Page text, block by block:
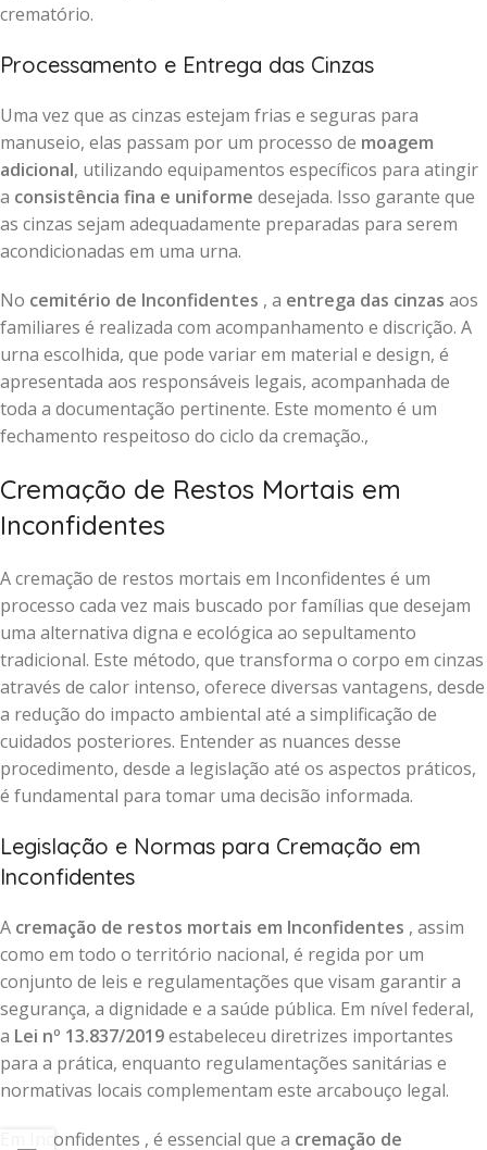
crematório.
Processamento e Entrega das Cinzas
Uma vez que as cinzas estejam frias e seguras para
manuseio, elas passam por um processo de moagem
adicional, utilizando equipamentos específicos para atingir
a consistência fina e uniforme desejada. Isso garante que
as cinzas sejam adequadamente preparadas para serem
acondicionadas em uma urna.
No cemitério de Inconfidentes , a entrega das cinzas aos
familiares é realizada com acompanhamento e discrição. A
urna escolhida, que pode variar em material e design, é
apresentada aos responsáveis legais, acompanhada de
toda a documentação pertinente. Este momento é um
fechamento respeitoso do ciclo da cremação.,
Cremação de Restos Mortais em
Inconfidentes
A cremação de restos mortais em Inconfidentes é um
processo cada vez mais buscado por famílias que desejam
uma alternativa digna e ecológica ao sepultamento
tradicional. Este método, que transforma o corpo em cinzas
através de calor intenso, oferece diversas vantagens, desde
a redução do impacto ambiental até a simplificação de
cuidados posteriores. Entender as nuances desse
procedimento, desde a legislação até os aspectos práticos,
é fundamental para tomar uma decisão informada.
Legislação e Normas para Cremação em
Inconfidentes
A cremação de restos mortais em Inconfidentes , assim
como em todo o território nacional, é regida por um
conjunto de leis e regulamentações que visam garantir a
segurança, a dignidade e a saúde pública. Em nível federal,
a Lei nº 13.837/2019estabeleceu diretrizes importantes
para a prática, enquanto regulamentações sanitárias e
normativas locais complementam este arcabouço legal.
Em Inconfidentes , é essencial que a cremação de